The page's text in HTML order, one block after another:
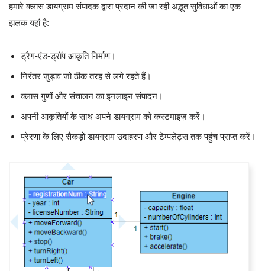
हमारे क्लास डायग्राम संपादक द्वारा प्रदान की जा रही अद्भुत सुविधाओं का एक
झलक यहां है:
ड्रैग-एंड-ड्रॉप आकृति निर्माण।
निरंतर जुड़ाव जो ठीक तरह से लगे रहते हैं।
क्लास गुणों और संचालन का इनलाइन संपादन।
अपनी आकृतियों के साथ अपने डायग्राम को कस्टमाइज़ करें।
प्रेरणा के लिए सैकड़ों डायग्राम उदाहरण और टेम्पलेट्स तक पहुंच प्राप्त करें।